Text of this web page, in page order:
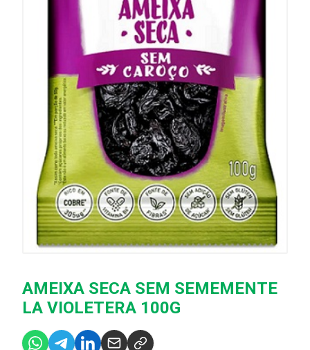
AMEIXA SECA SEM SEMEMENTE
LA VIOLETERA 100G